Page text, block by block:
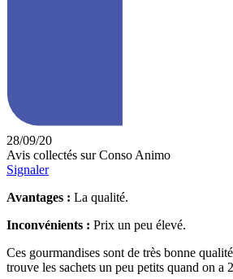
28/09/20
Avis collectés sur Conso Animo
Signaler
Avantages : La qualité.
Inconvénients : Prix un peu élevé.
Ces gourmandises sont de très bonne
trouve les sachets un peu petits quand on a